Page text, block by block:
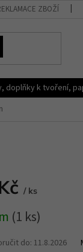
ZBOŽÍ
doplňky k tvoření,
/ ks
(1 ks)
do: 11.8.2026